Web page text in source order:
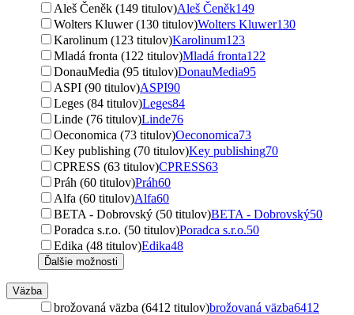
Aleš Čeněk (149 titulov)Aleš Čeněk149
Wolters Kluwer (130 titulov)Wolters Kluwer130
Karolinum (123 titulov)Karolinum123
Mladá fronta (122 titulov)Mladá fronta122
DonauMedia (95 titulov)DonauMedia95
ASPI (90 titulov)ASPI90
Leges (84 titulov)Leges84
Linde (76 titulov)Linde76
Oeconomica (73 titulov)Oeconomica73
Key publishing (70 titulov)Key publishing70
CPRESS (63 titulov)CPRESS63
Práh (60 titulov)Práh60
Alfa (60 titulov)Alfa60
BETA - Dobrovský (50 titulov)BETA - Dobrovský50
Poradca s.r.o. (50 titulov)Poradca s.r.o.50
Edika (48 titulov)Edika48
Ďalšie možnosti
Väzba
brožovaná väzba (6412 titulov)brožovaná väzba6412